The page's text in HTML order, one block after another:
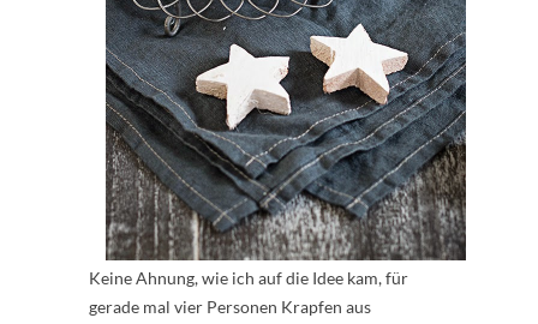
Keine Ahnung, wie ich auf die Idee kam, für
gerade mal vier Personen Krapfen aus